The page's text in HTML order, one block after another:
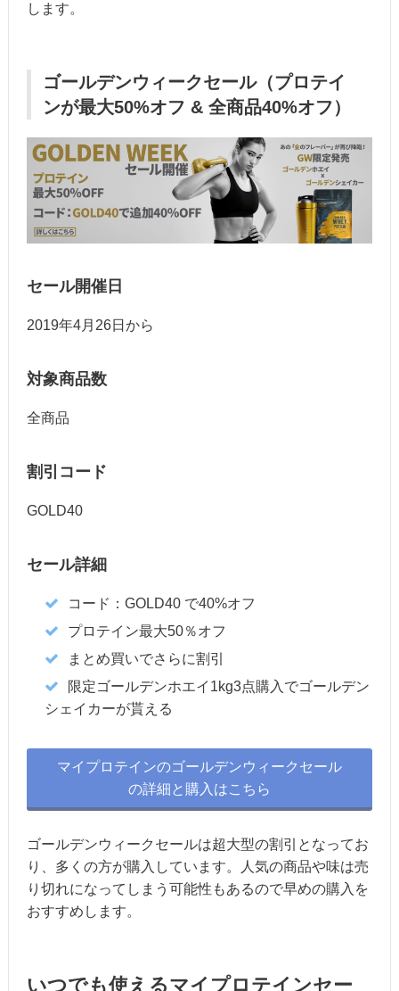
します。
ゴールデンウィークセール（プロテイ
ンが最大50%オフ & 全商品40%オフ）
セール開催日
2019年4月26日から
対象商品数
全商品
割引コード
GOLD40
セール詳細
コード：GOLD40 で40%オフ
プロテイン最大50％オフ
まとめ買いでさらに割引
限定ゴールデンホエイ1kg3点購入でゴールデン
シェイカーが貰える
マイプロテインのゴールデンウィークセール
の詳細と購入はこちら
ゴールデンウィークセールは超大型の割引となってお
り、多くの方が購入しています。人気の商品や味は売
り切れになってしまう可能性もあるので早めの購入を
おすすめします。
いつでも使えるマイプロテインセー